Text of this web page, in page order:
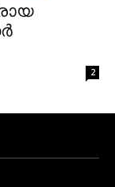
2